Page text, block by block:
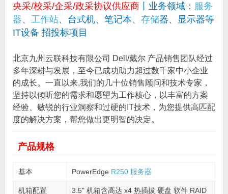
央采/校采/企采/政采协议供应商丨业务领域： 服务
器、 工作站、台式机、笔记本、 存储器、显示器等
IT设备 招投标项目
北京九州云联科技有限公司 Dell/戴尔 产品销售团队经过
多年深耕与发展，至今已成功助力超过数千家中小企业
的成长。一直以来,我们的几十位销售顾问和技术专家，
坚持以倾听您的需求和愿望为工作核心，以丰富的方案
经验、敏锐的行业洞察和过硬的IT技术，为您提供高匹配
度的解决方案，帮您做出更明智的决定。
产品规格
基本 PowerEdge R250 服务器
机箱配置
3.5" 机箱含高达 x4 热插拔 硬盘 软件 RAID